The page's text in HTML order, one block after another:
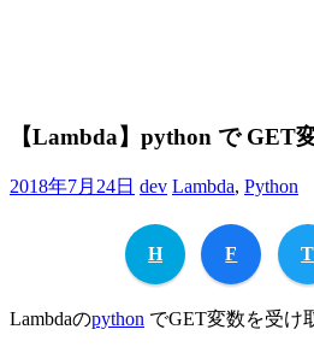
【Lambda】python で GET
2018年7月24日 dev Lambda, Python
H F T
Lambdaのpython でGET変数を受け